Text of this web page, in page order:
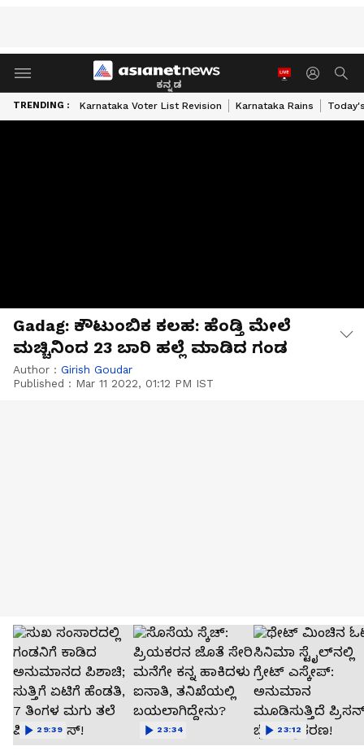
ಕನ್ನಡ
TRENDING : Karnataka Voter List Revision Karnataka Rains
Gadag: ಕೌಟುಂಬಿಕ ಕಲಹ: ಹೆಂಡ್ತಿ ಮೇಲೆ
ಮಚ್ಚಿನಿಂದ 23 ಬಾರಿ ಹಲ್ಲೆ ಮಾಡಿದ ಗಂಡ
Author : Girish Goudar
Published : Mar 11 2022, 01:12 PM IST
29:39 23:34 23:12